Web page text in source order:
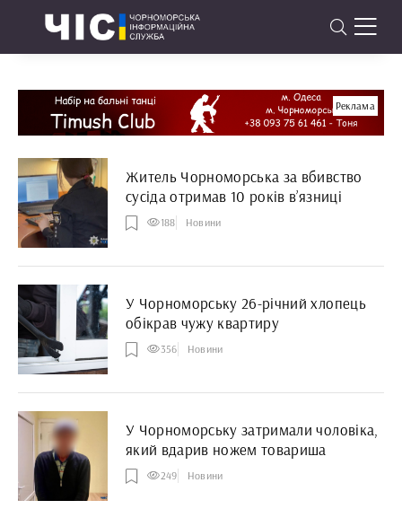
Реклама
Житель Чорноморська за вбивство
сусіда отримав 10 років в’язниці
188 Новини
У Чорноморську 26-річний хлопець
обікрав чужу квартиру
356 Новини
У Чорноморську затримали чоловіка,
який вдарив ножем товариша
249 Новини